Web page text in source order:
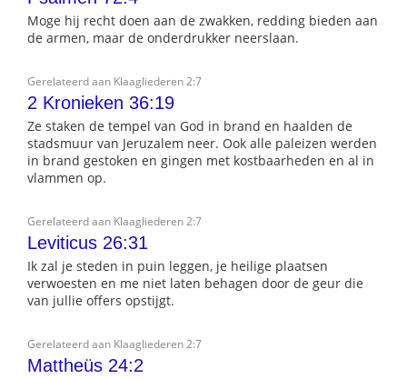
Moge hij recht doen aan de zwakken, redding bieden aan
de armen, maar de onderdrukker neerslaan.
Gerelateerd aan Klaagliederen 2:7
2 Kronieken 36:19
Ze staken de tempel van God in brand en haalden de
stadsmuur van Jeruzalem neer. Ook alle paleizen werden
in brand gestoken en gingen met kostbaarheden en al in
vlammen op.
Gerelateerd aan Klaagliederen 2:7
Leviticus 26:31
Ik zal je steden in puin leggen, je heilige plaatsen
verwoesten en me niet laten behagen door de geur die
van jullie offers opstijgt.
Gerelateerd aan Klaagliederen 2:7
Mattheüs 24:2